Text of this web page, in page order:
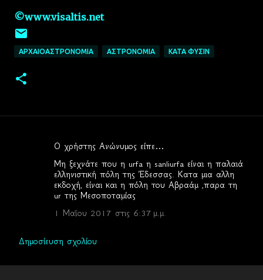
©www.visaltis.net
ΑΡΧΑΙΟΑΣΤΡΟΝΟΜΙΑ ΑΣΤΡΟΝΟΜΙΑ ΚΑΤΑ ΦΥΣΙΝ
α
Ο χρήστης Ανώνυμος είπε…
Μη ξεχνάτε που η urfa η sanliurfa είναι η παλαιά
ελληνιστική πόλη της Έδεσσας. Κατα μια αλλη
εκδοχή, είναι και η πόλη του Αβραάμ ,παρα τη
ur της Μεσοποταμίας
1 Μαΐου 2017 στις 6:37 μ.μ.
Δημοσίευση σχολίου